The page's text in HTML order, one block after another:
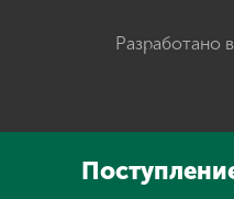
Разработано в